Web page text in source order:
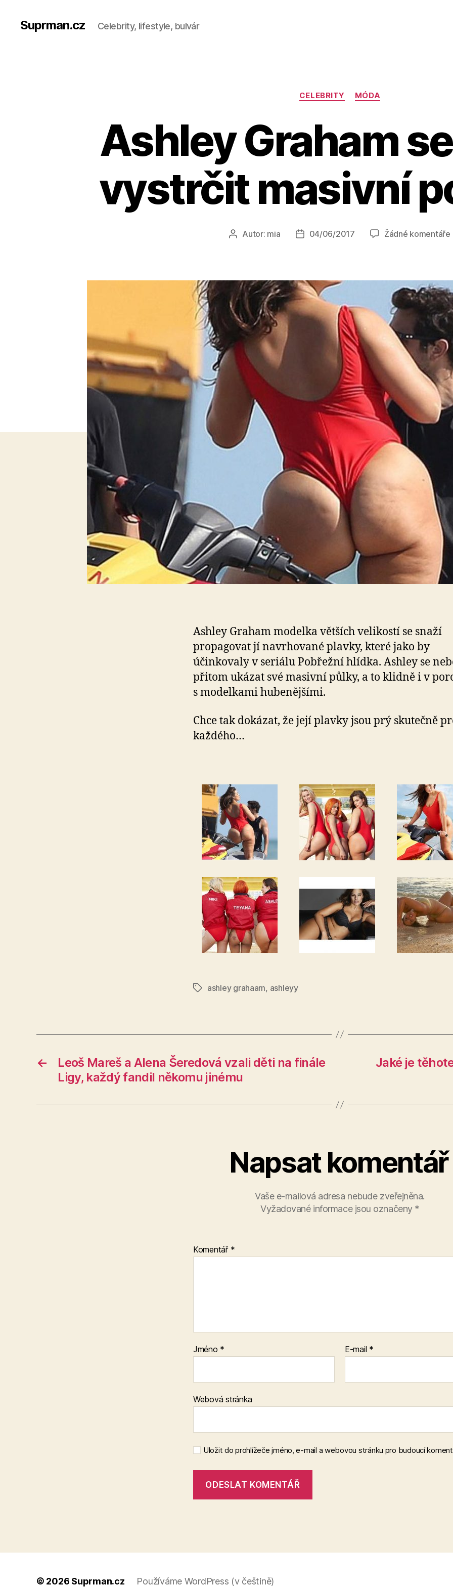
Suprman.cz Celebrity, lifestyle, bulvár
Rubriky
CELEBRITY MÓDA
Ashley Graham
vystrčit masivní
AutorAutor: mia
Datum
04/06/2017 Žádné komentáře
Ashley Graham modelka větších velikostí se snaží
propagovat jí navrhované plavky, které jako by
účinkovaly v seriálu Pobřežní hlídka. Ashley se
přitom ukázat své masivní půlky, a to klidně i v
s modelkami hubenějšími.
Chce tak dokázat, že její plavky jsou prý skutečně
každého…
Štítkyashley grahaam, ashleyy
←
Leoš Mareš a Alena Šeredová vzali děti na finále
Ligy, každý fandil někomu jinému
Jaké je
Napsat komentář
Vaše e-mailová adresa nebude zveřejněna.
Vyžadované informace jsou označeny *
Komentář *
Jméno * E-mail *
Webová stránka
Uložit do prohlížeče jméno, e-mail a webovou stránku pro budoucí
© 2026 Suprman.cz Používáme WordPress (v češtině)